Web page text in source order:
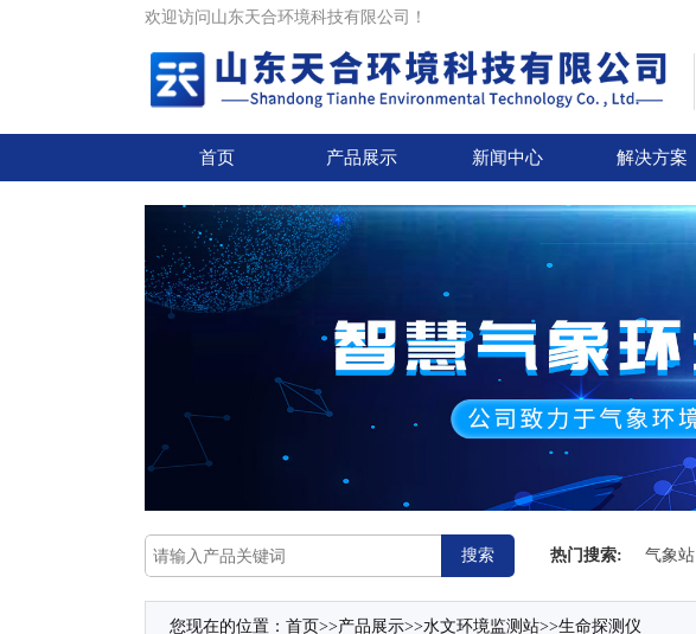
欢迎访问山东天合环境科技有限公司！
首页 产品展示 新闻中心 解决方案
热门搜索: 气象站
您现在的位置： 首页>>产品展示>>水文环境监测站>>生命探测仪